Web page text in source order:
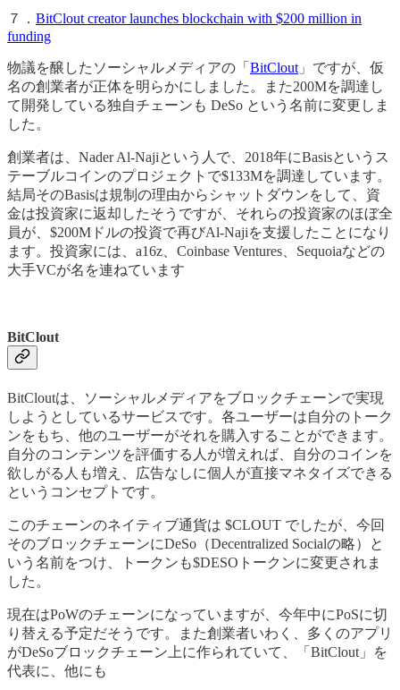
７． BitClout creator launches blockchain with $200 million in
funding
物議を醸したソーシャルメディアの「 BitClout 」ですが、仮
名の創業者が正体を明らかにしました。また200Mを調達し
て開発している独自チェーンも DeSo という名前に変更しま
した。
創業者は、Nader Al-Najiという人で、2018年にBasisというス
テーブルコインのプロジェクトで$133Mを調達しています。
結局そのBasisは規制の理由からシャットダウンをして、資
金は投資家に返却したそうですが、それらの投資家のほぼ全
員が、$200Mドルの投資で再びAl-Najiを支援したことになり
ます。投資家には、a16z、Coinbase Ventures、Sequoiaなどの
大手VCが名を連ねています
BitClout
BitCloutは、ソーシャルメディアをブロックチェーンで実現
しようとしているサービスです。各ユーザーは自分のトーク
ンをもち、他のユーザーがそれを購入することができます。
自分のコンテンツを評価する人が増えれば、自分のコインを
欲しがる人も増え、広告なしに個人が直接マネタイズできる
というコンセプトです。
このチェーンのネイティブ通貨は $CLOUT でしたが、今回
そのブロックチェーンにDeSo（Decentralized Socialの略）と
いう名前をつけ、トークンも$DESOトークンに変更されま
した。
現在はPoWのチェーンになっていますが、今年中にPoSに切
り替える予定だそうです。また創業者いわく、多くのアプリ
がDeSoブロックチェーン上に作られていて、「BitClout」を
代表に、他にも